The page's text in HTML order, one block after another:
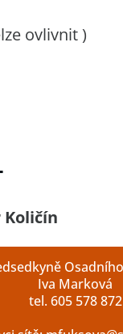
ovlivnit )
Količín
Iva Marková
tel. 605 578 872